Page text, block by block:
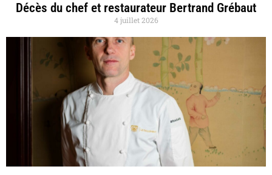
Décès du chef et restaurateur Bertrand Grébaut
4 juillet 2026